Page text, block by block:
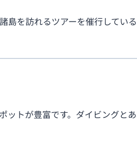
を訪れるツアーを催行してい
トが豊富です。ダイビングと